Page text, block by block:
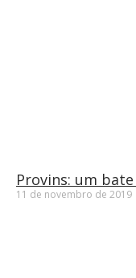
Provins: um
11 de novembro de 2019